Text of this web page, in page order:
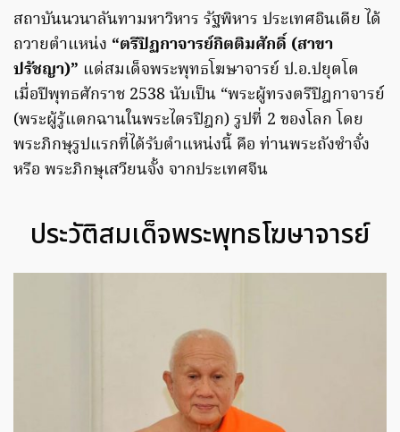
สถาบันนวนาลันทามหาวิหาร รัฐพิหาร ประเทศอินเดีย ได้
ถวายตำแหน่ง “ตรีปิฏกาจารย์กิตติมศักดิ์ (สาขา
ปรัชญา)” แด่สมเด็จพระพุทธโฆษาจารย์ ป.อ.ปยุตโต
เมื่อปีพุทธศักราช 2538 นับเป็น “พระผู้ทรงตรีปิฎกาจารย์
(พระผู้รู้แตกฉานในพระไตรปิฎก) รูปที่ 2 ของโลก โดย
พระภิกษุรูปแรกที่ได้รับตำแหน่งนี้ คือ ท่านพระถังซำจั๋ง
หรือ พระภิกษุเสวียนจั้ง จากประเทศจีน
ประวัติสมเด็จพระพุทธโฆษาจารย์